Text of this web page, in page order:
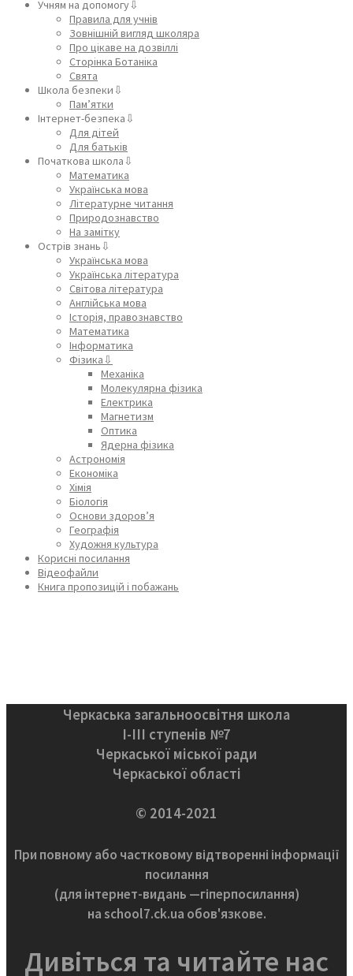
Учням на допомогу⇩
Правила для учнів
Зовнішній вигляд школяра
Про цікаве на дозвіллі
Сторінка Ботаніка
Свята
Школа безпеки⇩
Пам’ятки
Інтернет-безпека⇩
Для дітей
Для батьків
Початкова школа⇩
Математика
Українська мова
Літературне читання
Природознавство
На замітку
Острів знань⇩
Українська мова
Українська література
Світова література
Англійська мова
Історія, правознавство
Математика
Інформатика
Фізика⇩
Механіка
Молекулярна фізика
Електрика
Магнетизм
Оптика
Ядерна фізика
Астрономія
Економіка
Хімія
Біологія
Основи здоров’я
Географія
Художня культура
Корисні посилання
Відеофайли
Книга пропозицій і побажань
Черкаська загальноосвітня школа
І-ІІІ ступенів №7
Черкаської міської ради
Черкаської області
© 2014-2021
При повному або частковому відтворенні інформації
посилання
(для інтернет-видань —гіперпосилання)
на school7.ck.ua обов'язкове.
Дивіться та читайте нас